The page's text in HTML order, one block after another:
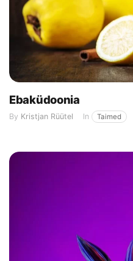
Ebaküdoonia
By Kristjan Rüütel In Taimed